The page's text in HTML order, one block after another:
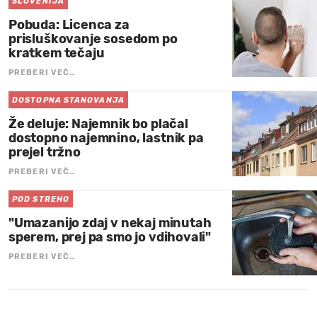
Pobuda: Licenca za
prisluškovanje sosedom po
kratkem tečaju
PREBERI VEČ…
DOSTOPNA STANOVANJA
Že deluje: Najemnik bo plačal
dostopno najemnino, lastnik pa
prejel tržno
PREBERI VEČ…
POD STREHO
"Umazanijo zdaj v nekaj minutah
sperem, prej pa smo jo vdihovali"
PREBERI VEČ…